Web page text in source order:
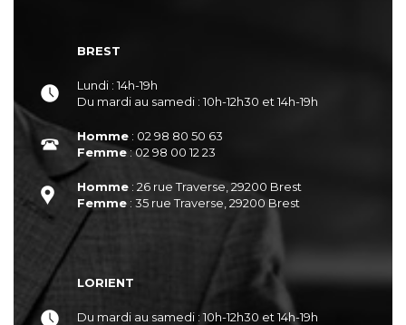
BREST
Lundi : 14h-19h
Du mardi au samedi : 10h-12h30 et 14h-19h
Homme : 02 98 80 50 63
Femme: 02 98 00 12 23
Homme : 26 rue Traverse, 29200 Brest
Femme : 35 rue Traverse, 29200 Brest
LORIENT
Du mardi au samedi : 10h-12h30 et 14h-19h